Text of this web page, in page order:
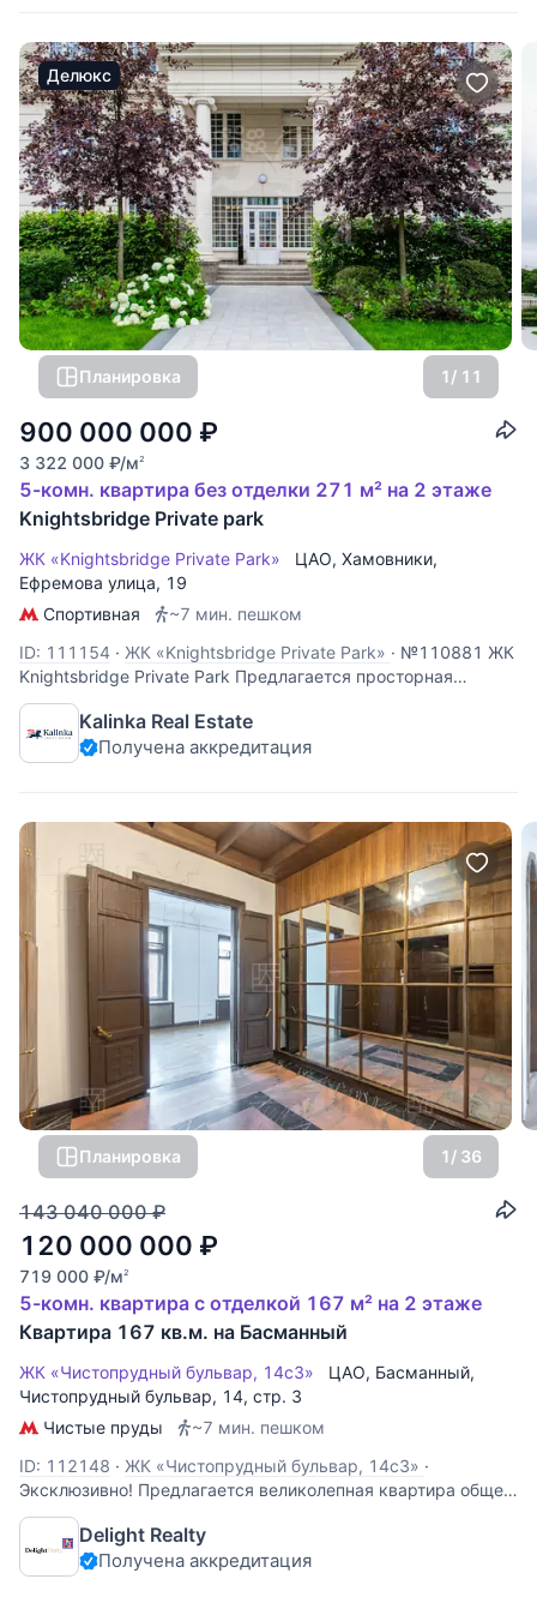
Делюкс
Планировка 1/ 11
900 000 000 ₽
3 322 000 ₽/м2
5-комн. квартира без отделки 271 м² на 2 этаже
Knightsbridge Private park
ЖК «Knightsbridge Private Park» ЦАО, Хамовники,
Ефремова улица, 19
Спортивная
~7 мин. пешком
ID: 111154 · ЖК «Knightsbridge Private Park» · №110881 ЖК
Knightsbridge Private Park Предлагается просторная
квартира в чистовой отделке white box. Спланировано:
гостиная, кухня, 3 спальни с гардеробными и санузлами,
кабинет, постирочная. В стоимость входит два
Kalinka Real Estate
Получена аккредитация
Планировка 1/ 36
143 040 000 ₽
120 000 000 ₽
719 000 ₽/м2
5-комн. квартира с отделкой 167 м² на 2 этаже
Квартира 167 кв.м. на Басманный
ЖК «Чистопрудный бульвар, 14с3» ЦАО, Басманный,
Чистопрудный бульвар, 14, стр. 3
Чистые пруды
~7 мин. пешком
ID: 112148 · ЖК «Чистопрудный бульвар, 14с3» ·
Эксклюзивно! Предлагается великолепная квартира общей
площадью 167 кв.м. Функциональная планировка:
просторный холл, гостиная, кабинет, 3 изолированные
спальни, кухня, большая ванная комната с санузлом,
Delight Realty
Получена аккредитация